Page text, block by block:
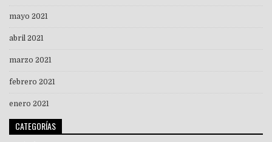
mayo 2021
abril 2021
marzo 2021
febrero 2021
enero 2021
CATEGORÍAS